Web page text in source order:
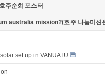
주순회 포스터
australia mission?(호주 나눔미션
set up in VANUATU